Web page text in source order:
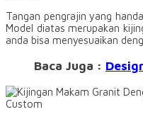
Tangan pengrajin yang
Model diatas merupakan
anda bisa menyesuaikan
Baca Juga :